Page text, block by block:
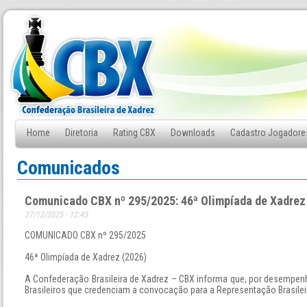
Home Diretoria Rating CBX Downloads Cadastro
Fale Conosco
Comunicados
Comunicado CBX nº 295/2025: 46ª Olimpíada de
27/12/2025 - 12:43
COMUNICADO CBX nº 295/2025
46ª Olimpíada de Xadrez (2026)
A Confederação Brasileira de Xadrez – CBX informa que, por
Brasileiros que credenciam a convocação para a Representação